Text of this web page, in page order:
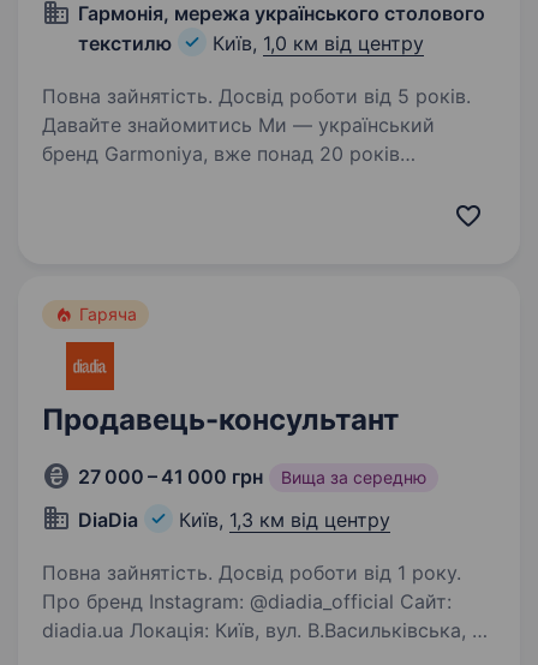
Гармонія, мережа українського столового
текстилю
Київ, 1,0 км від центру
Повна зайнятість. Досвід роботи від 5 років.
Давайте знайомитись Ми — український
бренд Garmoniya, вже понад 20 років
Гаряча
Продавець-консультант
27 000 – 41 000 грн Вища за середню
DiaDia Київ, 1,3 км від центру
Повна зайнятість. Досвід роботи від 1 року.
Про бренд Instagram: @diadia_official Сайт:
diadia.ua Локація: Київ, вул. В.Васильківська, 27